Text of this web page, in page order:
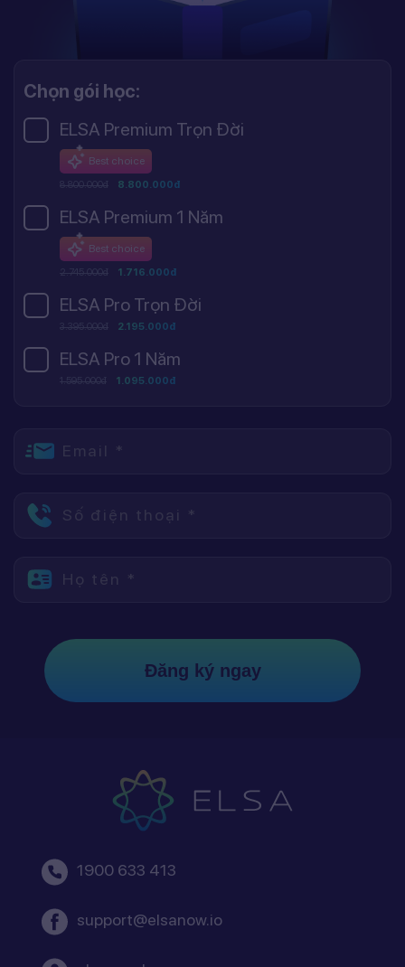
Chọn gói học:
ELSA Premium Trọn Đời
Best choice
8.800.000đ 8.800.000đ
ELSA Premium 1 Năm
Best choice
2.745.000đ 1.716.000đ
ELSA Pro Trọn Đời
3.395.000đ 2.195.000đ
ELSA Pro 1 Năm
1.595.000đ 1.095.000đ
Email *
Số điện thoại *
Họ tên *
Đăng ký ngay
1900 633 413
support@elsanow.io